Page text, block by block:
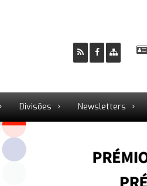
Divisões Newsletters